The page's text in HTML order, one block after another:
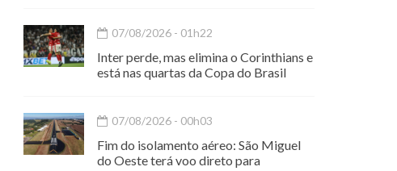
07/08/2026 - 01h22
Inter perde, mas elimina o Corinthians e
está nas quartas da Copa do Brasil
07/08/2026 - 00h03
Fim do isolamento aéreo: São Miguel
do Oeste terá voo direto para